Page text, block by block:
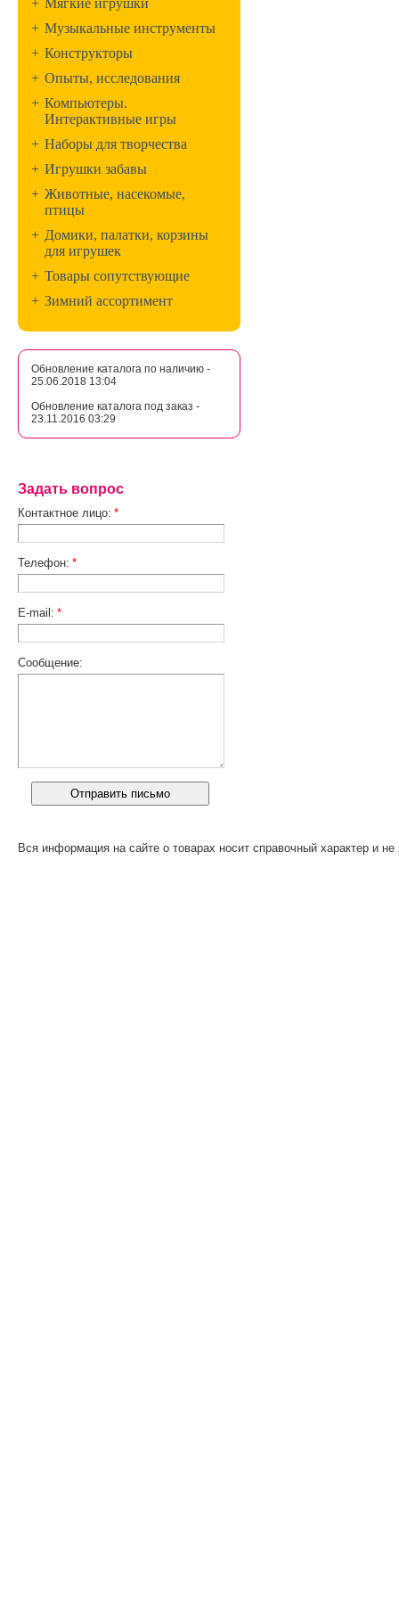
+ Мягкие игрушки
+ Музыкальные инструменты
+ Конструкторы
+ Опыты, исследования
+ Компьютеры.
Интерактивные игры
+ Наборы для творчества
+ Игрушки забавы
+ Животные, насекомые,
птицы
+ Домики, палатки, корзины
для игрушек
+ Товары сопутствующие
+ Зимний ассортимент
Обновление каталога по наличию -
25.06.2018 13:04
Обновление каталога под заказ -
23.11.2016 03:29
Задать вопрос
Контактное лицо: *
Телефон: *
E-mail: *
Сообщение:
Вся информация на сайте о товарах носит справочный характер и